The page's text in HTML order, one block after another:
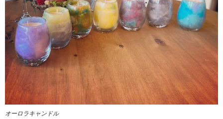
オーロラキャンドル